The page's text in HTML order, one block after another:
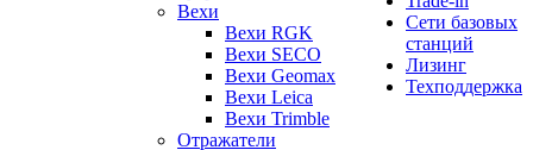
Вехи
Вехи RGK
Вехи SECO
Вехи Geomax
Вехи Leica
Вехи Trimble
Отражатели
Сети базовых
станций
Лизинг
Техподдержка